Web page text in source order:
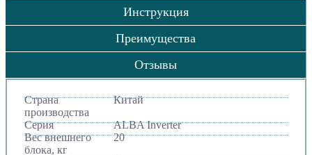
Инструкция
Преимущества
Отзывы
Страна
производства
Китай
Серия
ALBA Inverter
Вес внешнего
блока, кг
20